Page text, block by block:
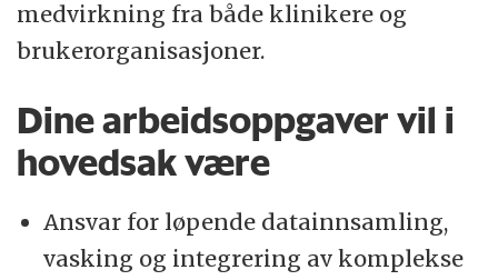
medvirkning fra både klinikere og
brukerorganisasjoner.
Dine arbeidsoppgaver vil i
hovedsak være
Ansvar for løpende datainnsamling,
vasking og integrering av komplekse